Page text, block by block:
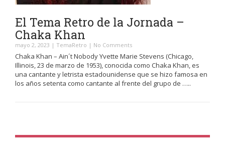
El Tema Retro de la Jornada –
Chaka Khan
mayo 2, 2023 | TemaRetro | No Comments
Chaka Khan – Ain´t Nobody Yvette Marie Stevens (Chicago,
Illinois, 23 de marzo de 1953), conocida como Chaka Khan, es
una cantante y letrista estadounidense que se hizo famosa en
los años setenta como cantante al frente del grupo de …..